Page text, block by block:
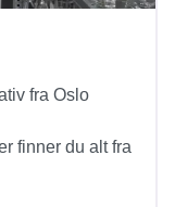
fra Oslo
finner du alt fra